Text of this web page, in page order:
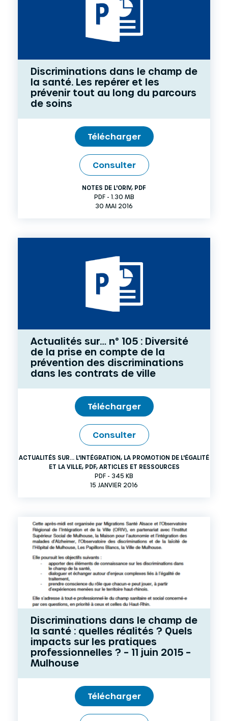
Discriminations dans le champ de
la santé. Les repérer et les
prévenir tout au long du parcours
de soins
Télécharger
Consulter
NOTES DE L'ORIV, PDF
PDF - 1.30 MB
30 MAI 2016
Actualités sur… n° 105 : Diversité
de la prise en compte de la
prévention des discriminations
dans les contrats de ville
Télécharger
Consulter
ACTUALITÉS SUR... L'INTÉGRATION, LA PROMOTION DE L'ÉGALITÉ
ET LA VILLE, PDF, ARTICLES ET RESSOURCES
PDF - 345 KB
15 JANVIER 2016
Discriminations dans le champ de
la santé : quelles réalités ? Quels
impacts sur les pratiques
professionnelles ? – 11 juin 2015 –
Mulhouse
Télécharger